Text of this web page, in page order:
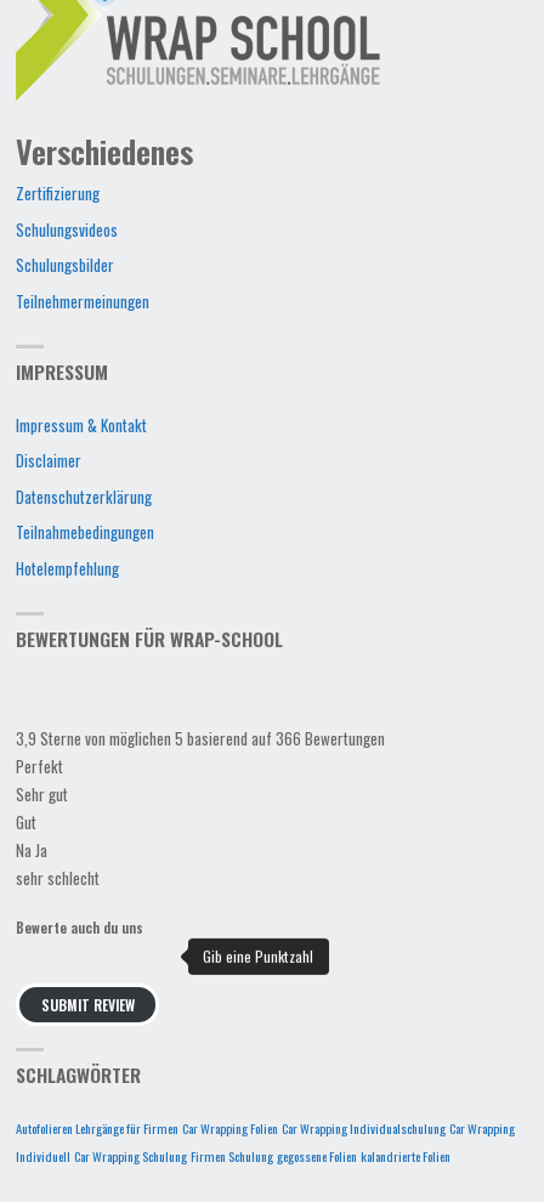
Verschiedenes
Zertifizierung
Schulungsvideos
Schulungsbilder
Teilnehmermeinungen
IMPRESSUM
Impressum & Kontakt
Disclaimer
Datenschutzerklärung
Teilnahmebedingungen
Hotelempfehlung
BEWERTUNGEN FÜR WRAP-SCHOOL
3,9 Sterne von möglichen 5 basierend auf 366 Bewertungen
Perfekt
Sehr gut
Gut
Na Ja
sehr schlecht
Bewerte auch du uns
SUBMIT REVIEW
SCHLAGWÖRTER
Autofolieren Lehrgänge für Firmen Car Wrapping Folien Car Wrapping IndividualschulungCar Wrapping
Individuell Car Wrapping SchulungFirmen Schulung gegossene Folien kalandrierte Folien